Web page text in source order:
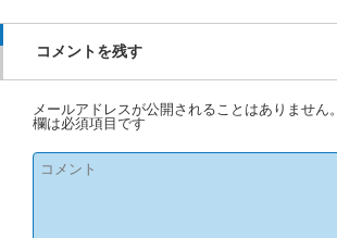
コメントを残す
メールアドレスが公開されることはありません。
欄は必須項目です